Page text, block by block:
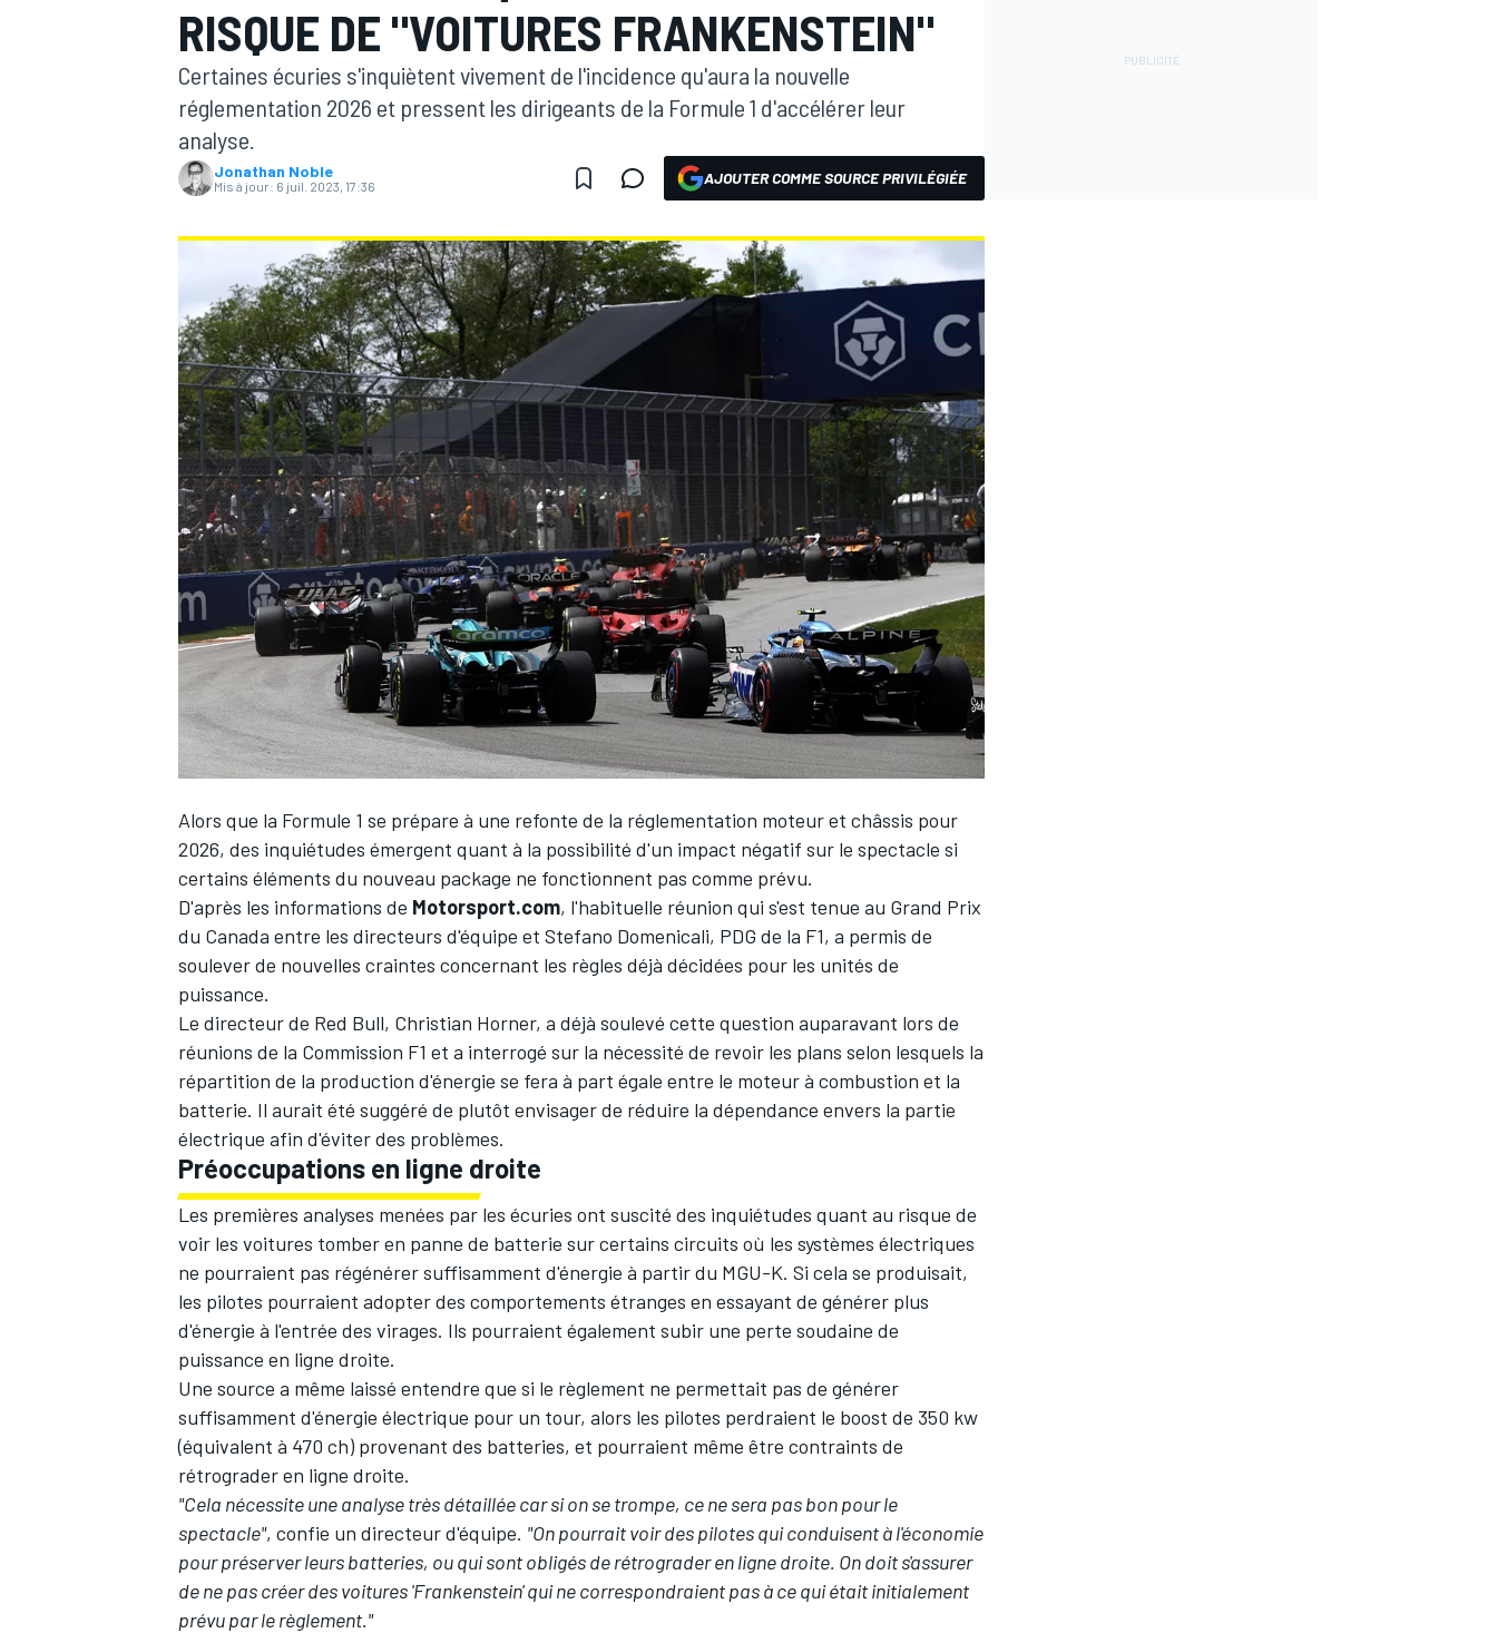
MOTOGP
WRC
WEC
RISQUE DE "VOITURES FRANKENSTEIN"
Certaines écuries s'inquiètent vivement de l'incidence qu'aura la nouvelle
réglementation 2026 et pressent les dirigeants de la Formule 1 d'accélérer leur
analyse.
Jonathan Noble
Mis à jour: 6 juil. 2023, 17:36 AJOUTER COMME SOURCE PRIVILÉGIÉE
Alors que la Formule 1 se prépare à une refonte de la réglementation moteur et châssis pour
2026, des inquiétudes émergent quant à la possibilité d'un impact négatif sur le spectacle si
certains éléments du nouveau package ne fonctionnent pas comme prévu.
D'après les informations de Motorsport.com, l'habituelle réunion qui s'est tenue au Grand Prix
du Canada entre les directeurs d'équipe et Stefano Domenicali, PDG de la F1, a permis de
soulever de nouvelles craintes concernant les règles déjà décidées pour les unités de
puissance.
Le directeur de Red Bull, Christian Horner, a déjà soulevé cette question auparavant lors de
réunions de la Commission F1 et a interrogé sur la nécessité de revoir les plans selon lesquels la
répartition de la production d'énergie se fera à part égale entre le moteur à combustion et la
batterie. Il aurait été suggéré de plutôt envisager de réduire la dépendance envers la partie
électrique afin d'éviter des problèmes.
Préoccupations en ligne droite
Les premières analyses menées par les écuries ont suscité des inquiétudes quant au risque de
voir les voitures tomber en panne de batterie sur certains circuits où les systèmes électriques
ne pourraient pas régénérer suffisamment d'énergie à partir du MGU-K. Si cela se produisait,
les pilotes pourraient adopter des comportements étranges en essayant de générer plus
d'énergie à l'entrée des virages. Ils pourraient également subir une perte soudaine de
puissance en ligne droite.
Une source a même laissé entendre que si le règlement ne permettait pas de générer
suffisamment d'énergie électrique pour un tour, alors les pilotes perdraient le boost de 350 kw
(équivalent à 470 ch) provenant des batteries, et pourraient même être contraints de
rétrograder en ligne droite.
"Cela nécessite une analyse très détaillée car si on se trompe, ce ne sera pas bon pour le
spectacle", confie un directeur d'équipe. "On pourrait voir des pilotes qui conduisent à l'économie
pour préserver leurs batteries, ou qui sont obligés de rétrograder en ligne droite. On doit s'assurer
de ne pas créer des voitures 'Frankenstein' qui ne correspondraient pas à ce qui était initialement
prévu par le règlement."